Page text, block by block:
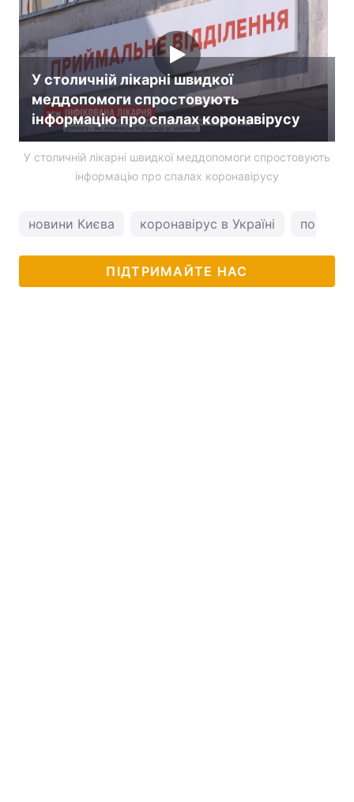
У столичній лікарні швидкої
меддопомоги спростовують
інформацію про спалах коронавірусу
У столичній лікарні швидкої меддопомоги спростовують
інформацію про спалах коронавірусу
новини Києва коронавірус в Україні погода
ПІДТРИМАЙТЕ НАС